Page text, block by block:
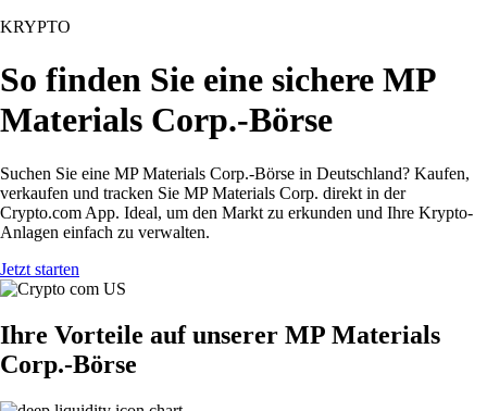
KRYPTO
So finden Sie eine sichere MP
Materials Corp.-Börse
Suchen Sie eine MP Materials Corp.-Börse in Deutschland? Kaufen,
verkaufen und tracken Sie MP Materials Corp. direkt in der
Crypto.com App. Ideal, um den Markt zu erkunden und Ihre Krypto-
Anlagen einfach zu verwalten.
Jetzt starten
Ihre Vorteile auf unserer MP Materials
Corp.-Börse